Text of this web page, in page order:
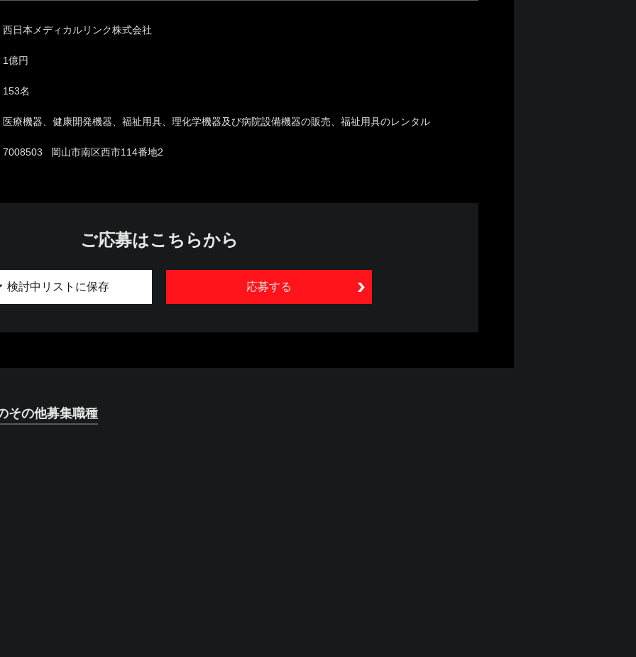
西日本メディカルリンク株式会社
1億円
153名
医療機器、健康開発機器、福祉用具、理化学機器及び病院設備機器の販売、福祉用具のレンタル
7008503 岡山市南区西市114番地2
ご応募はこちらから
応募する
検討中リストに保存
その他募集職種